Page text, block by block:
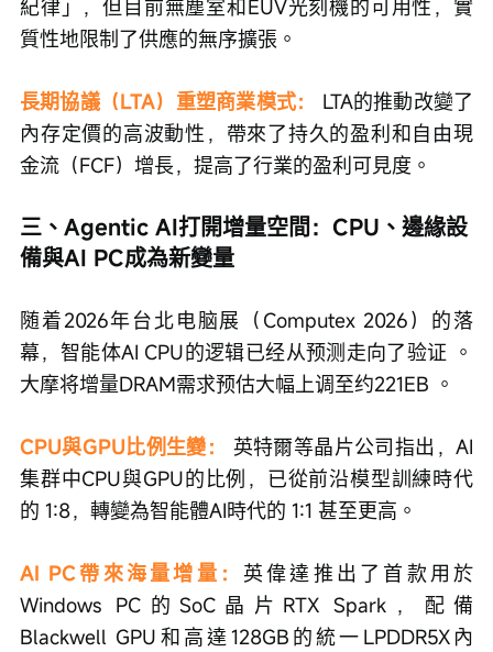
紀律」，但目前無塵室和EUV光刻機的可用性，實
質性地限制了供應的無序擴張。
長期協議（LTA）重塑商業模式：
LTA的推動改變了
內存定價的高波動性，帶來了持久的盈利和自由現
金流（FCF）增長，提高了行業的盈利可見度。
三、Agentic AI打開增量空間：CPU、邊緣設
備與AI PC成為新變量
随着2026年台北电脑展（Computex 2026）的落
幕，智能体AI CPU的逻辑已经从预测走向了验证 。
大摩将增量DRAM需求预估大幅上调至约221EB 。
CPU與GPU比例生變：
英特爾等晶片公司指出，AI
集群中CPU與GPU的比例，已從前沿模型訓練時代
的 1:8，轉變為智能體AI時代的 1:1 甚至更高。
AI PC帶來海量增量： 英偉達推出了首款用於
Windows PC的SoC晶片RTX Spark，配備
Blackwell GPU和高達128GB的統一LPDDR5X內